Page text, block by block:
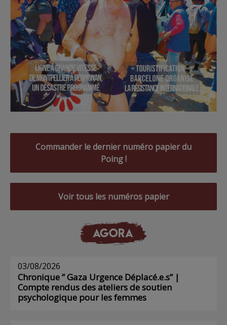
Commander le dernier numéro papier du
Poing !
Voir tous les numéros papier
AGORA
03/08/2026
Chronique ” Gaza Urgence Déplacé.e.s” |
Compte rendus des ateliers de soutien
psychologique pour les femmes